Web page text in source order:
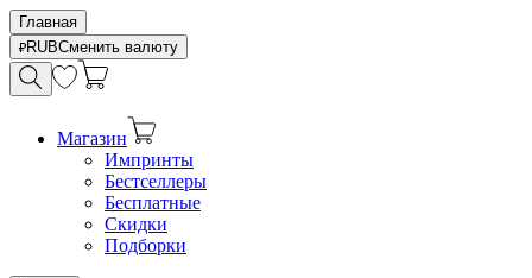
Главная
RUBСменить валюту
Магазин
Импринты
Бестселлеры
Бесплатные
Скидки
Подборки